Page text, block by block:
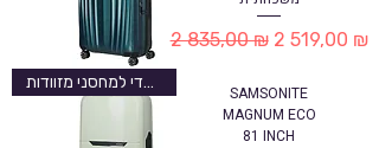
Обычная цена
2 835,00 ₪ Цена со
2 519,00 ₪
בלעדי למחסני מזוודות
SAMSONITE
MAGNUM ECO
81 INCH